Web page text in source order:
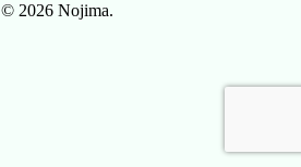
© 2026 Nojima.